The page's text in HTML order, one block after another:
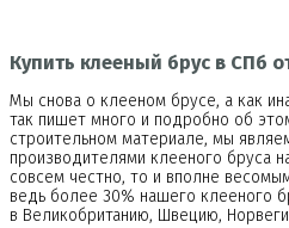
Купить клееный брус в СПб
Мы снова о клееном брусе, а как
так пишет много и подробно об
строительном материале, мы
производителями клееного бруса
совсем честно, то и вполне
ведь более 30% нашего клееного
в Великобританию, Швецию,